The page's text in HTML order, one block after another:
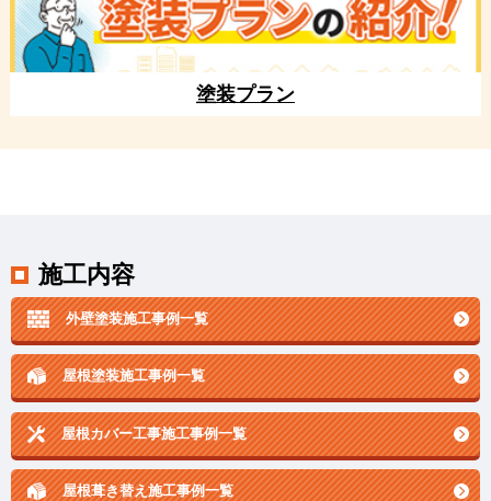
塗装プラン
施工内容
外壁塗装施工事例一覧
屋根塗装施工事例一覧
屋根カバー工事施工事例一覧
屋根葺き替え施工事例一覧